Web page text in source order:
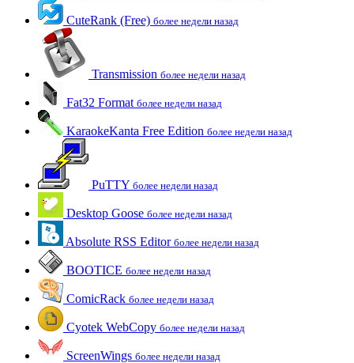
CuteRank (Free) более недели назад
Transmission более недели назад
Fat32 Format более недели назад
KaraokeKanta Free Edition более недели назад
PuTTY более недели назад
Desktop Goose более недели назад
Absolute RSS Editor более недели назад
BOOTICE более недели назад
ComicRack более недели назад
Cyotek WebCopy более недели назад
ScreenWings более недели назад